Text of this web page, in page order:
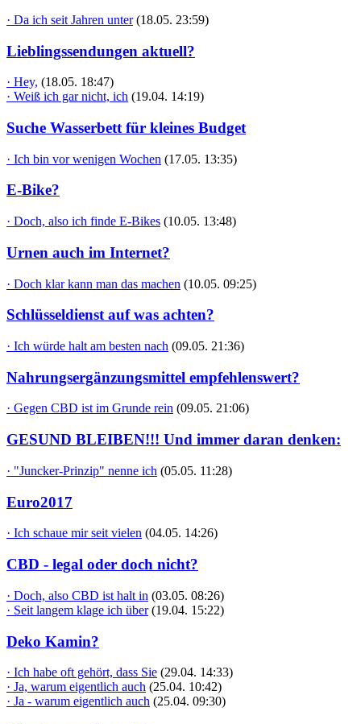
· Da ich seit Jahren unter (18.05. 23:59)
Lieblingssendungen aktuell?
· Hey, (18.05. 18:47)
· Weiß ich gar nicht, ich (19.04. 14:19)
Suche Wasserbett für kleines Budget
· Ich bin vor wenigen Wochen (17.05. 13:35)
E-Bike?
· Doch, also ich finde E-Bikes (10.05. 13:48)
Urnen auch im Internet?
· Doch klar kann man das machen (10.05. 09:25)
Schlüsseldienst auf was achten?
· Ich würde halt am besten nach (09.05. 21:36)
Nahrungsergänzungsmittel empfehlenswert?
· Gegen CBD ist im Grunde rein (09.05. 21:06)
GESUND BLEIBEN!!! Und immer daran denken:
· "Juncker-Prinzip" nenne ich (05.05. 11:28)
Euro2017
· Ich schaue mir seit vielen (04.05. 14:26)
CBD - legal oder doch nicht?
· Doch, also CBD ist halt in (03.05. 08:26)
· Seit langem klage ich über (19.04. 15:22)
Deko Kamin?
· Ich habe oft gehört, dass Sie (29.04. 14:33)
· Ja, warum eigentlich auch (25.04. 10:42)
· Ja - warum eigentlich auch (25.04. 09:30)